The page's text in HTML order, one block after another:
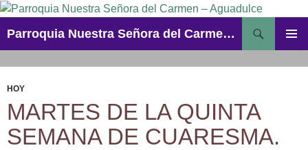
Saltar
contenido
Parroquia Nuestra Señora del Carmen – Aguadulce
HOY
MARTES DE LA QUINTA
SEMANA DE CUARESMA.